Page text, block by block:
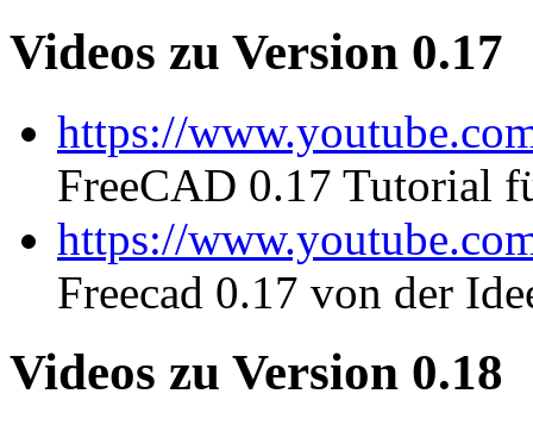
Videos zu Version 0.17
https://
FreeCAD 0.17 Tutorial
https://
Freecad 0.17 von der
Videos zu Version 0.18